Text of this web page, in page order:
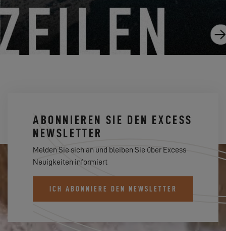
EXCESS BEIM START DER CATAMARANS CUP 2024!
25.10.24
ABONNIEREN SIE DEN EXCESS
NEWSLETTER
Melden Sie sich an und bleiben Sie über Excess
Neuigkeiten informiert
ICH ABONNIERE DEN NEWSLETTER